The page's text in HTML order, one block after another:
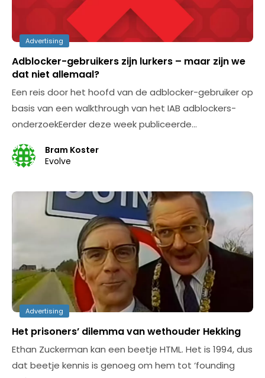
Advertising
Adblocker-gebruikers zijn lurkers – maar zijn we
dat niet allemaal?
Een reis door het hoofd van de adblocker-gebruiker op
basis van een walkthrough van het IAB adblockers-
onderzoekEerder deze week publiceerde…
Bram Koster
Evolve
Advertising
Het prisoners’ dilemma van wethouder Hekking
Ethan Zuckerman kan een beetje HTML. Het is 1994, dus
dat beetje kennis is genoeg om hem tot ‘founding